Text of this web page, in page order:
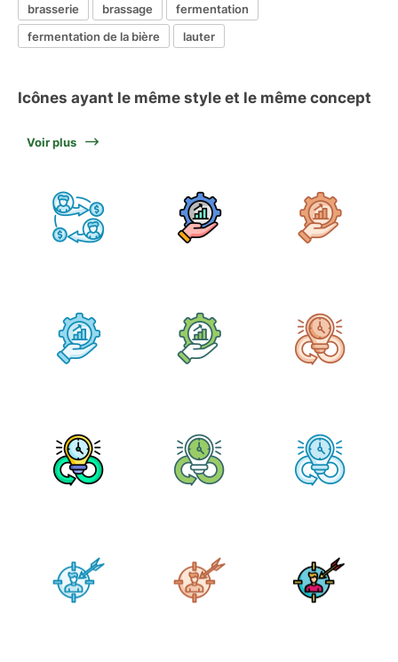
brasserie
brassage
fermentation
fermentation de la bière
lauter
Icônes ayant le même style et le même concept
Voir plus